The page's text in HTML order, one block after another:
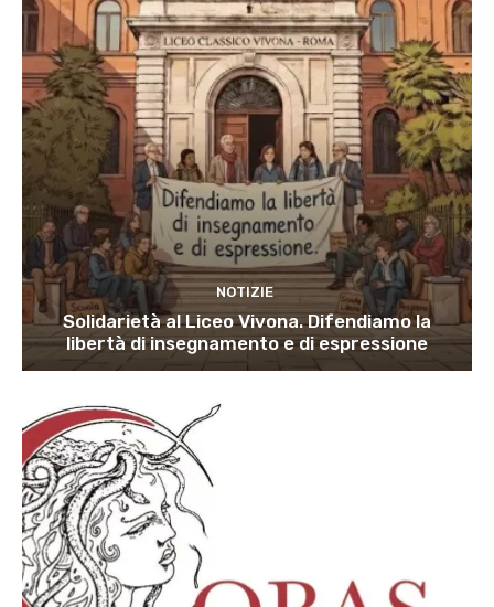
NOTIZIE
Solidarietà al Liceo Vivona. Difendiamo la
libertà di insegnamento e di espressione